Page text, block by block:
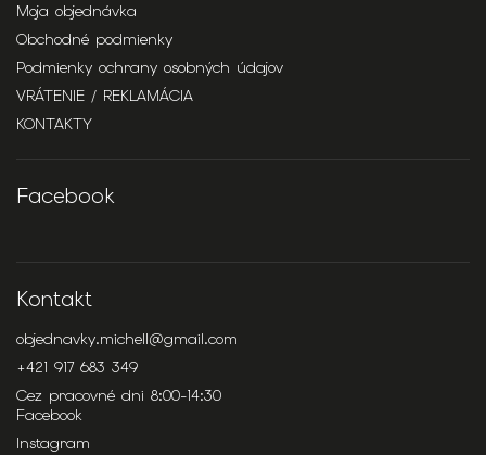
Moja objednávka
Obchodné podmienky
Podmienky ochrany osobných údajov
VRÁTENIE / REKLAMÁCIA
KONTAKTY
Facebook
Kontakt
objednavky.michell@gmail.com
+421 917 683 349
Cez pracovné dni 8:00-14:30
Facebook
Instagram